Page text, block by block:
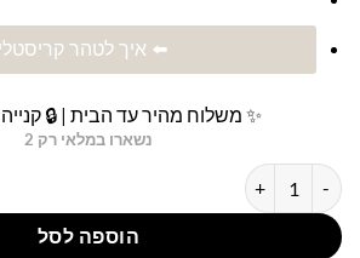
⬅️ איך לטהר
✨ משלוח מהיר עד הבית | 🔒
נשארו במלאי רק 2
כמות של צמיד אבני גרנט איכותי
הוספה לסל